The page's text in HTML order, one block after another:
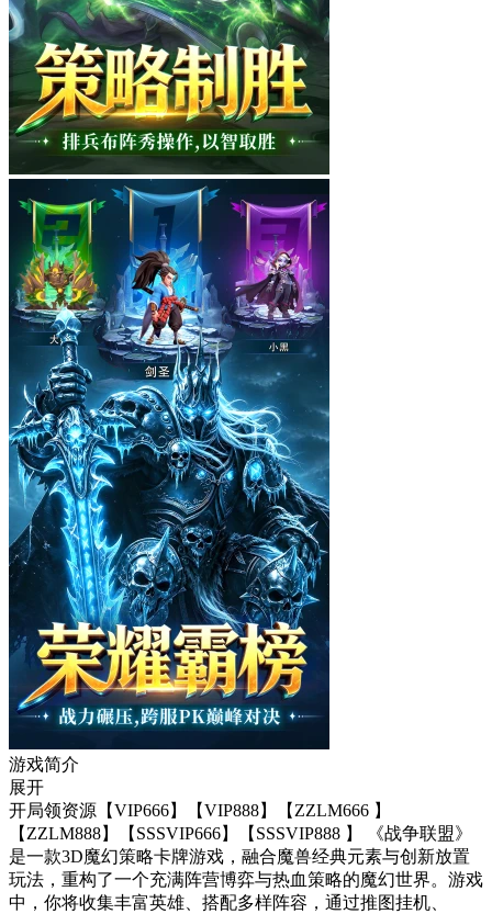
游戏简介
展开
开局领资源【VIP666】【VIP888】【ZZLM666 】
【ZZLM888】【SSSVIP666】【SSSVIP888 】 《战争联盟》
是一款3D魔幻策略卡牌游戏，融合魔兽经典元素与创新放置
玩法，重构了一个充满阵营博弈与热血策略的魔幻世界。游戏
中，你将收集丰富英雄、搭配多样阵容，通过推图挂机、